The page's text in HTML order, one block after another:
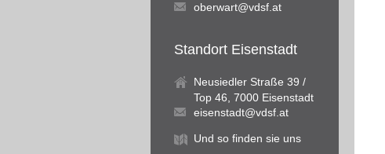
oberwart@vdsf.at
Standort Eisenstadt
Neusiedler Straße 39 /
Top 46, 7000 Eisenstadt
eisenstadt@vdsf.at
Und so finden sie uns